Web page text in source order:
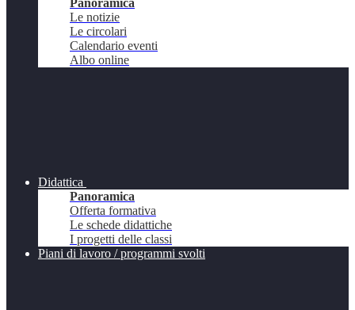
Panoramica
Le notizie
Le circolari
Calendario eventi
Albo online
Didattica
Panoramica
Offerta formativa
Le schede didattiche
I progetti delle classi
Piani di lavoro / programmi svolti